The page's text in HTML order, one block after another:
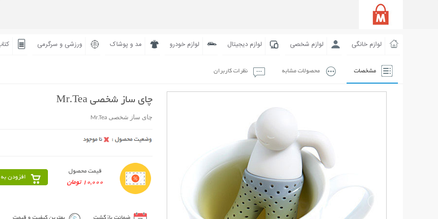
لوازم خانگی لوازم شخصی لوازم دیجیتال لوازم خودرو مد و پوشاک ورزشی و سرگرمی
مشخصات محصولات مشابه نظرات کاربران
چای ساز شخصی Mr.Tea
چای ساز شخصی Mr.Tea
قیمت محصول
10,000 تومان
افزودن